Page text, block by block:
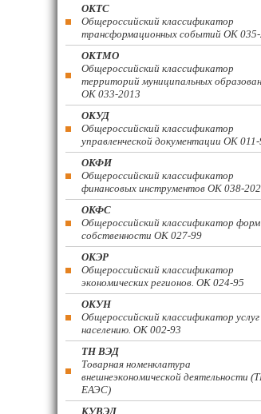
ОКТС
Общероссийский классификатор
трансформационных событий ОК
ОКТМО
Общероссийский классификатор
территорий муниципальных
ОК 033-2013
ОКУД
Общероссийский классификатор
управленческой документации ОК 011-
ОКФИ
Общероссийский классификатор
финансовых инструментов OK 038-
ОКФС
Общероссийский классификатор форм
собственности ОК 027-99
ОКЭР
Общероссийский классификатор
экономических регионов. ОК 024-95
ОКУН
Общероссийский классификатор услуг
населению. ОК 002-93
ТН ВЭД
Товарная номенклатура
внешнеэкономической деятельности
ЕАЭС)
КУВЭД